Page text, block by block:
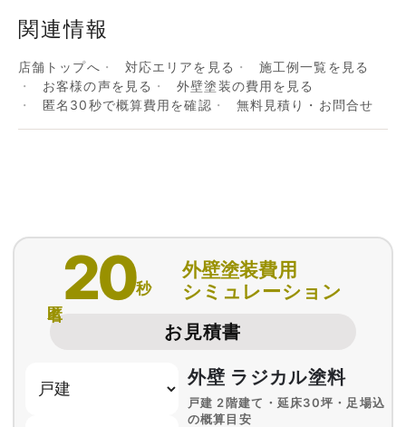
関連情報
店舗トップへ 対応エリアを見る
施工例一覧を見る
お客様の声を見る
外壁塗装の費用を見る
匿名30秒で概算費用を確認
無料見積り・お問合せ
20秒
外壁塗装費用
シミュレーション
お見積書
外壁 ラジカル塗料
戸建 2階建て・延床30坪・足場込
の概算目安